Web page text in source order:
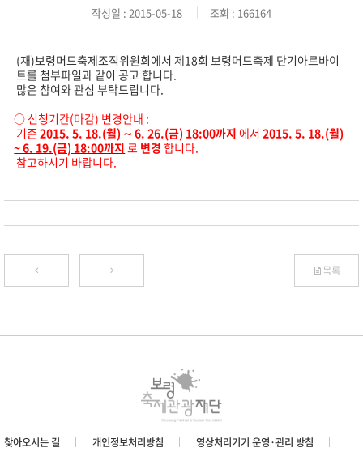
작성일 : 2015-05-18 조회 : 166164
(재)보령머드축제조직위원회에서 제18회 보령머드축제 단기아르바이
트를 첨부파일과 같이 공고 합니다.
많은 참여와 관심 부탁드립니다.
○ 신청기간(마감) 변경안내 :
기존2015. 5. 18.(월) ∼ 6. 26.(금) 18:00까지 에서2015. 5. 18.(월)
~ 6. 19.(금) 18:00까지 로 변경합니다.
참고하시기 바랍니다.
목록
찾아오시는 길 개인정보처리방침
영상처리기기 운영·관리 방침